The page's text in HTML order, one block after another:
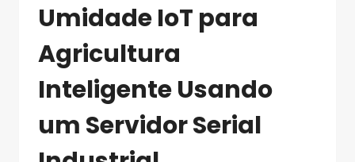
Umidade IoT para
Agricultura
Inteligente Usando
um Servidor Serial